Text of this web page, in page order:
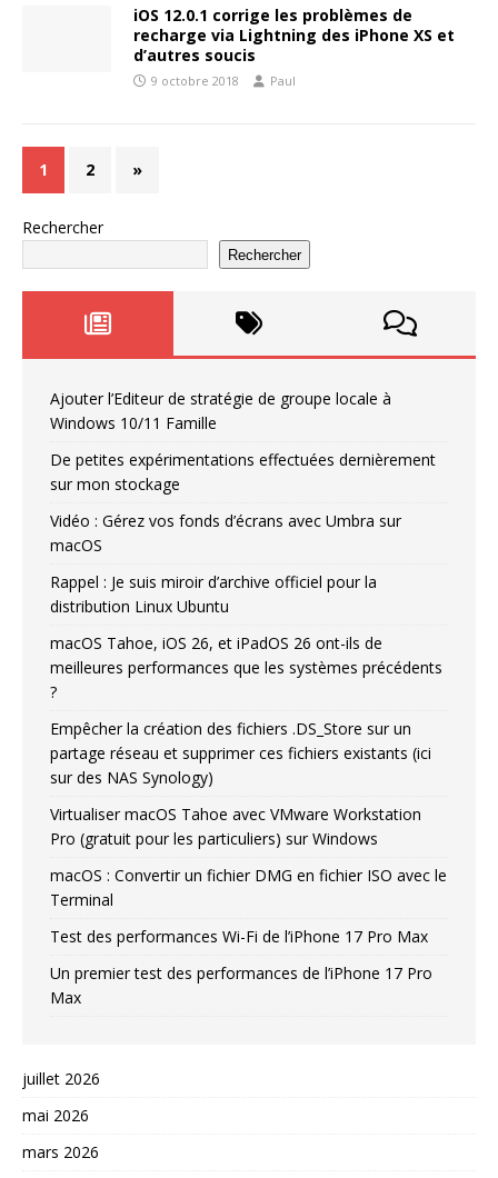
iOS 12.0.1 corrige les problèmes de
recharge via Lightning des iPhone XS et
d’autres soucis
9 octobre 2018 Paul
1 2 »
Rechercher
Rechercher
Ajouter l’Editeur de stratégie de groupe locale à
Windows 10/11 Famille
De petites expérimentations effectuées dernièrement
sur mon stockage
Vidéo : Gérez vos fonds d’écrans avec Umbra sur
macOS
Rappel : Je suis miroir d’archive officiel pour la
distribution Linux Ubuntu
macOS Tahoe, iOS 26, et iPadOS 26 ont-ils de
meilleures performances que les systèmes précédents
?
Empêcher la création des fichiers .DS_Store sur un
partage réseau et supprimer ces fichiers existants (ici
sur des NAS Synology)
Virtualiser macOS Tahoe avec VMware Workstation
Pro (gratuit pour les particuliers) sur Windows
macOS : Convertir un fichier DMG en fichier ISO avec le
Terminal
Test des performances Wi-Fi de l’iPhone 17 Pro Max
Un premier test des performances de l’iPhone 17 Pro
Max
juillet 2026
mai 2026
mars 2026